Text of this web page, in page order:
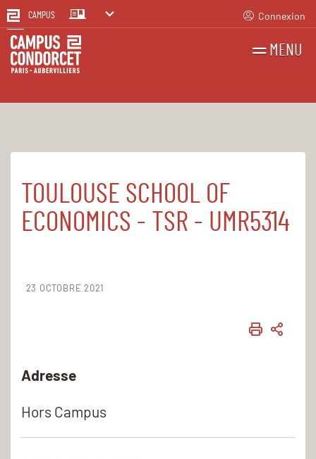
CAMPUS Connexion
MENU
Accueil Structures
TOULOUSE SCHOOL OF
ECONOMICS - TSR - UMR5314
23 OCTOBRE 2021
Adresse
Hors Campus